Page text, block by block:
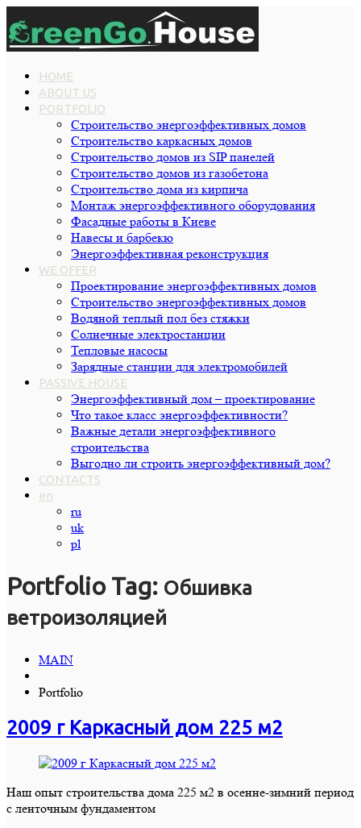
HOME
ABOUT US
PORTFOLIO
Строительство энергоэффективных домов
Строительство каркасных домов
Строительство домов из SIP панелей
Строительство домов из газобетона
Строительство дома из кирпича
Монтаж энергоэффективного оборудования
Фасадные работы в Киеве
Навесы и барбекю
Энергоэффективная реконструкция
WE OFFER
Проектирование энергоэффективных домов
Строительство энергоэффективных домов
Водяной теплый пол без стяжки
Cолнечные электростанции
Тепловые насосы
Зарядные станции для электромобилей
PASSIVE HOUSE
Энергоэффективный дом – проектирование
Что такое класс энергоэффективности?
Важные детали энергоэффективного
строительства
Выгодно ли строить энергоэффективный дом?
CONTACTS
en
ru
uk
pl
Portfolio Tag: Обшивка
ветроизоляцией
MAIN
Portfolio
2009 г Каркасный дом 225 м2
Наш опыт строительства дома 225 м2 в осенне-зимний период
с ленточным фундаментом